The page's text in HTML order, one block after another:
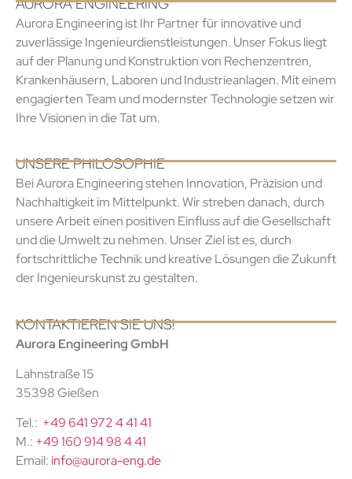
Aurora Engineering ist Ihr Partner für innovative und
zuverlässige Ingenieurdienstleistungen. Unser Fokus liegt
auf der Planung und Konstruktion von Rechenzentren,
Krankenhäusern, Laboren und Industrieanlagen. Mit einem
engagierten Team und modernster Technologie setzen wir
Ihre Visionen in die Tat um.
UNSERE PHILOSOPHIE
Bei Aurora Engineering stehen Innovation, Präzision und
Nachhaltigkeit im Mittelpunkt. Wir streben danach, durch
unsere Arbeit einen positiven Einfluss auf die Gesellschaft
und die Umwelt zu nehmen. Unser Ziel ist es, durch
fortschrittliche Technik und kreative Lösungen die Zukunft
der Ingenieurskunst zu gestalten.
KONTAKTIEREN SIE UNS!
Aurora Engineering GmbH
Lahnstraße 15
35398 Gießen
Tel.: +49 641 972 4 41 41
M.: +49 160 914 98 4 41
Email: info@aurora-eng.de